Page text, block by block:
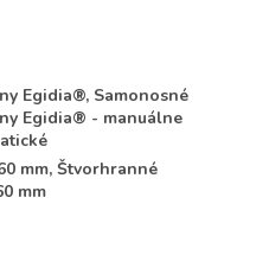
Egidia®, Samonosné
Egidia® - manuálne
mm, Štvorhranné
mm